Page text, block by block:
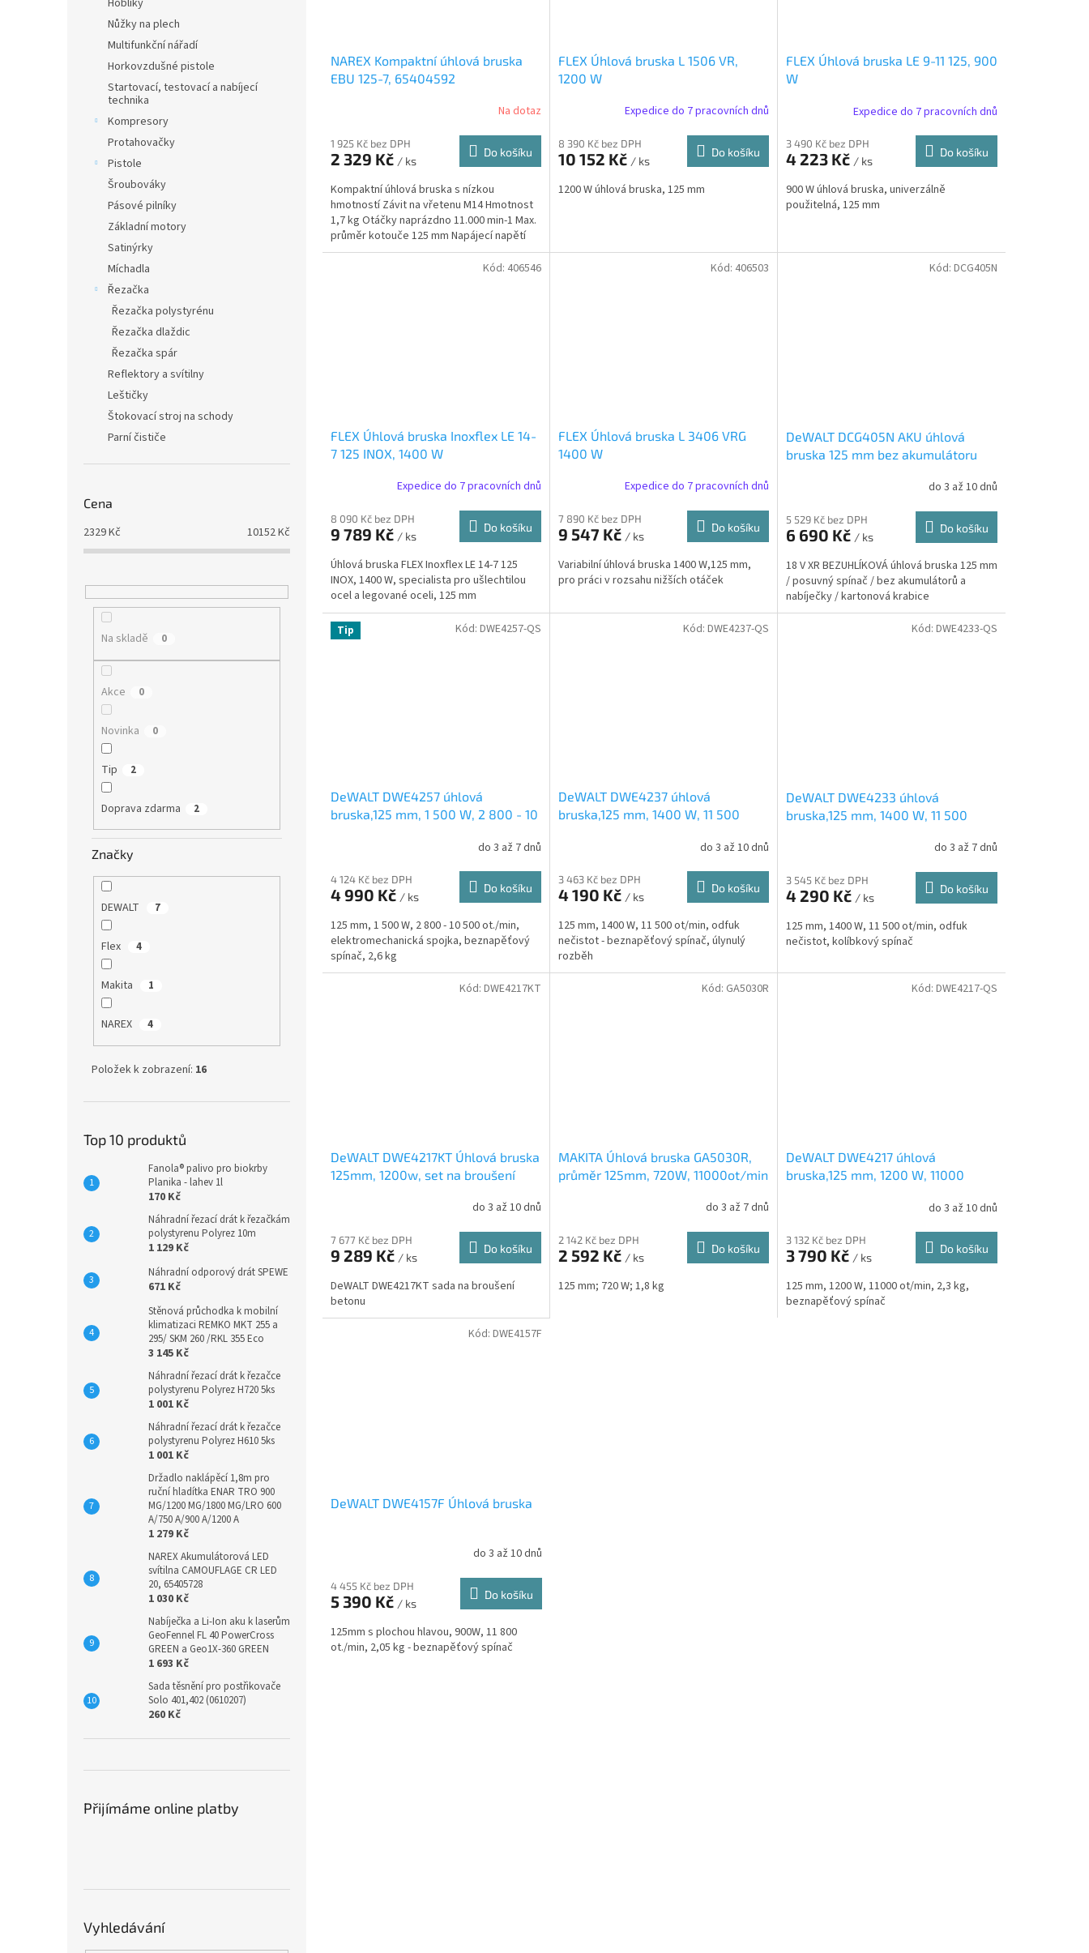
Hoblíky
Nůžky na plech
Multifunkční nářadí
Horkovzdušné pistole
Startovací, testovací a nabíjecí
technika
Kompresory
Protahovačky
Pistole
Šroubováky
Pásové pilníky
Základní motory
Satinýrky
Míchadla
Řezačka
Řezačka polystyrénu
Řezačka dlaždic
Řezačka spár
Reflektory a svítilny
Leštičky
Štokovací stroj na schody
Parní čističe
Cena
2329Kč 10152Kč
Na skladě 0
Akce 0
Novinka 0
Tip 2
Doprava zdarma 2
Značky
DEWALT 7
Flex 4
Makita 1
NAREX 4
Položek k zobrazení: 16
Top 10 produktů
Fanola® palivo pro biokrby
Planika - lahev 1l
170 Kč
Náhradní řezací drát k řezačkám
polystyrenu Polyrez 10m
1 129 Kč
Náhradní odporový drát SPEWE
671 Kč
Stěnová průchodka k mobilní
klimatizaci REMKO MKT 255 a
295/ SKM 260 /RKL 355 Eco
3 145 Kč
Náhradní řezací drát k řezačce
polystyrenu Polyrez H720 5ks
1 001 Kč
Náhradní řezací drát k řezačce
polystyrenu Polyrez H610 5ks
1 001 Kč
Držadlo naklápěcí 1,8m pro
ruční hladítka ENAR TRO 900
MG/1200 MG/1800 MG/LRO 600
A/750 A/900 A/1200 A
1 279 Kč
NAREX Akumulátorová LED
svítilna CAMOUFLAGE CR LED
20, 65405728
1 030 Kč
Nabíječka a Li-Ion aku k laserům
GeoFennel FL 40 PowerCross
GREEN a Geo1X-360 GREEN
1 693 Kč
Sada těsnění pro postřikovače
Solo 401,402 (0610207)
260 Kč
Přijímáme online platby
Vyhledávání
NAREX Kompaktní úhlová bruska
EBU 125-7, 65404592
Na dotaz
1 925 Kč bez DPH
2 329 Kč / ks
Do košíku
Kompaktní úhlová bruska s nízkou
hmotností Závit na vřetenu M14 Hmotnost
1,7 kg Otáčky naprázdno 11.000 min-1 Max.
průměr kotouče 125 mm Napájecí napětí
230 V Jmenovitý...
FLEX Úhlová bruska L 1506 VR,
1200 W
Expedice do 7 pracovních dnů
8 390 Kč bez DPH
10 152 Kč / ks
Do košíku
1200 W úhlová bruska, 125 mm
FLEX Úhlová bruska LE 9-11 125, 900
W
Expedice do 7 pracovních dnů
3 490 Kč bez DPH
4 223 Kč / ks
Do košíku
900 W úhlová bruska, univerzálně
použitelná, 125 mm
FLEX Úhlová bruska Inoxflex LE 14-
7 125 INOX, 1400 W
Expedice do 7 pracovních dnů
8 090 Kč bez DPH
9 789 Kč / ks
Do košíku
Úhlová bruska FLEX Inoxflex LE 14-7 125
INOX, 1400 W, specialista pro ušlechtilou
ocel a legované oceli, 125 mm
Kód: 406546
FLEX Úhlová bruska L 3406 VRG
1400 W
Expedice do 7 pracovních dnů
7 890 Kč bez DPH
9 547 Kč / ks
Do košíku
Variabilní úhlová bruska 1400 W,125 mm,
pro práci v rozsahu nižších otáček
Kód: 406503
DeWALT DCG405N AKU úhlová
bruska 125 mm bez akumulátoru
do 3 až 10 dnů
5 529 Kč bez DPH
6 690 Kč / ks
Do košíku
18 V XR BEZUHLÍKOVÁ úhlová bruska 125 mm
/ posuvný spínač / bez akumulátorů a
nabíječky / kartonová krabice
Kód: DCG405N
Tip
DeWALT DWE4257 úhlová
bruska,125 mm, 1 500 W, 2 800 - 10
do 3 až 7 dnů
4 124 Kč bez DPH
4 990 Kč / ks
Do košíku
125 mm, 1 500 W, 2 800 - 10 500 ot./min,
elektromechanická spojka, beznapěťový
spínač, 2,6 kg
Kód: DWE4257-QS
DeWALT DWE4237 úhlová
bruska,125 mm, 1400 W, 11 500
do 3 až 10 dnů
3 463 Kč bez DPH
4 190 Kč / ks
Do košíku
125 mm, 1400 W, 11 500 ot/min, odfuk
nečistot - beznapěťový spínač, úlynulý
rozběh
Kód: DWE4237-QS
DeWALT DWE4233 úhlová
bruska,125 mm, 1400 W, 11 500
do 3 až 7 dnů
3 545 Kč bez DPH
4 290 Kč / ks
Do košíku
125 mm, 1400 W, 11 500 ot/min, odfuk
nečistot, kolíbkový spínač
Kód: DWE4233-QS
DeWALT DWE4217KT Úhlová bruska
125mm, 1200w, set na broušení
do 3 až 10 dnů
7 677 Kč bez DPH
9 289 Kč / ks
Do košíku
DeWALT DWE4217KT sada na broušení
betonu
Kód: DWE4217KT
MAKITA Úhlová bruska GA5030R,
průměr 125mm, 720W, 11000ot/min
do 3 až 7 dnů
2 142 Kč bez DPH
2 592 Kč / ks
Do košíku
125 mm; 720 W; 1,8 kg
Kód: GA5030R
DeWALT DWE4217 úhlová
bruska,125 mm, 1200 W, 11000
do 3 až 10 dnů
3 132 Kč bez DPH
3 790 Kč / ks
Do košíku
125 mm, 1200 W, 11000 ot/min, 2,3 kg,
beznapěťový spínač
Kód: DWE4217-QS
DeWALT DWE4157F Úhlová bruska
do 3 až 10 dnů
4 455 Kč bez DPH
5 390 Kč / ks
Do košíku
125mm s plochou hlavou, 900W, 11 800
ot./min, 2,05 kg - beznapěťový spínač
Kód: DWE4157F